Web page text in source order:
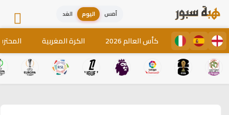
أمس اليوم الغد
كأس العالم 2026 الكرة المغربية